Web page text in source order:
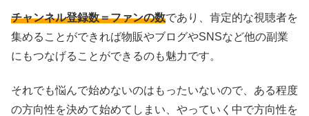
チャンネル登録数＝ファンの数であり、肯定的な視聴者を
集めることができれば物販やブログやSNSなど他の副業
にもつなげることができるのも魅力です。
それでも悩んで始めないのはもったいないので、ある程度
の方向性を決めて始めてしまい、やっていく中で方向性を